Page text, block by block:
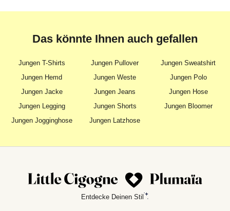
Das könnte Ihnen auch gefallen
Jungen T-Shirts Jungen Pullover
Jungen Sweatshirt
Jungen Hemd
Jungen Weste
Jungen Polo
Jungen Jacke
Jungen Jeans
Jungen Hose
Jungen Legging
Jungen Shorts
Jungen Bloomer
Jungen Jogginghose
Jungen Latzhose
Entdecke Deinen Stil